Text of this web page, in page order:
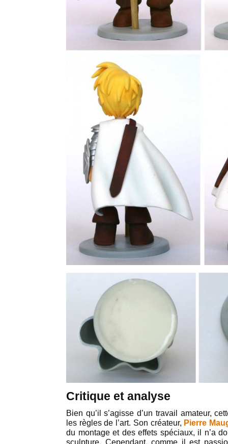
Critique et analyse
Bien qu’il s’agisse d’un travail amateur,
les règles de l’art. Son créateur, Pierre
du montage et des effets spéciaux, il n’a